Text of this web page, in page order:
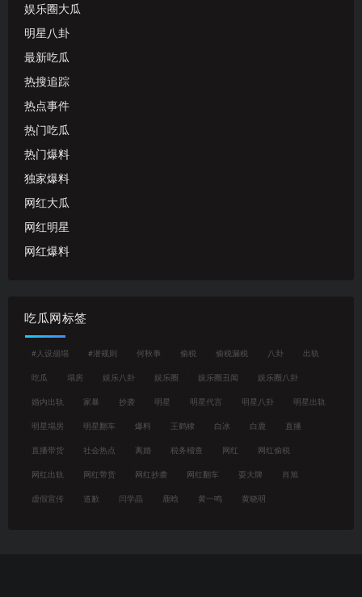
娱乐圈大瓜
明星八卦
最新吃瓜
热搜追踪
热点事件
热门吃瓜
热门爆料
独家爆料
网红大瓜
网红明星
网红爆料
吃瓜网标签
#人设崩塌 #潜规则 何秋亊 偷税 偷税漏税 八卦 出轨
吃瓜 塌房 娱乐八卦 娱乐圈 娱乐圈丑闻 娱乐圈八卦
婚内出轨 家暴 抄袭 明星 明星代言 明星八卦 明星出轨
明星塌房 明星翻车 爆料 王鹤棣 白冰 白鹿 直播
直播带货 社会热点 离婚 税务稽查 网红 网红偷税
网红出轨 网红带货 网红抄袭 网红翻车 耍大牌 肖旭
虚假宣传 道歉 闫学晶 鹿晗 黄一鸣 黄晓明